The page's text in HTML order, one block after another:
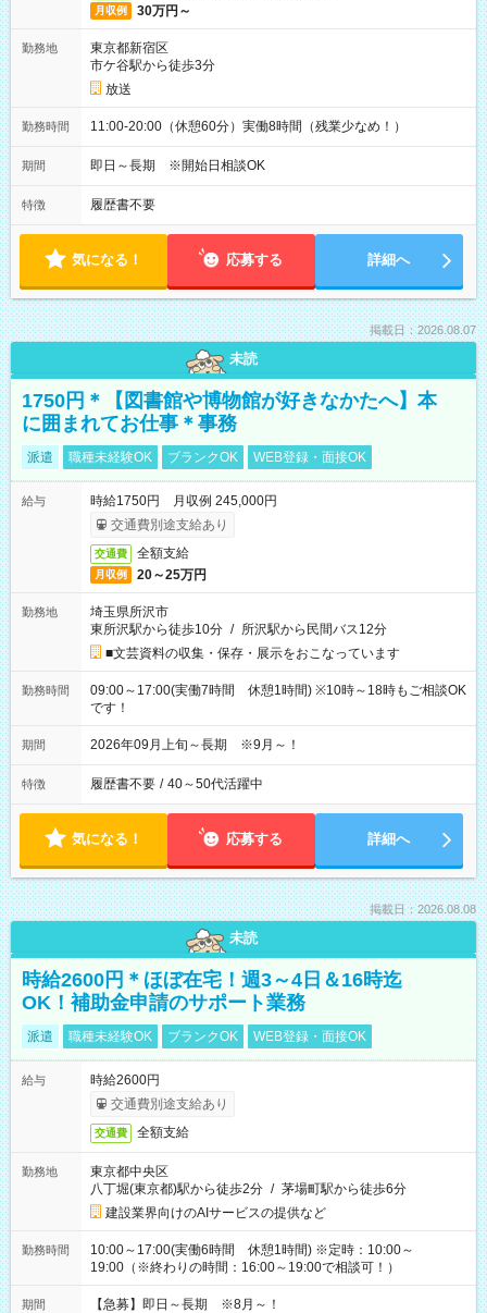
月収例 30万円～
勤務地
東京都新宿区
市ケ谷駅から徒歩3分
放送
勤務時間 11:00-20:00（休憩60分）実働8時間（残業少なめ！）
期間 即日～長期 ※開始日相談OK
特徴 履歴書不要
気になる！ 応募する 詳細へ
掲載日：2026.08.07
未読
1750円＊【図書館や博物館が好きなかたへ】本
に囲まれてお仕事＊事務
派遣 職種未経験OK ブランクOK WEB登録・面接OK
給与
時給1750円 月収例 245,000円
交通費別途支給あり
交通費 全額支給
月収例 20～25万円
勤務地
埼玉県所沢市
東所沢駅から徒歩10分 / 所沢駅から民間バス12分
■文芸資料の収集・保存・展示をおこなっています
勤務時間
09:00～17:00(実働7時間 休憩1時間) ※10時～18時もご相談OK
です！
期間 2026年09月上旬～長期 ※9月～！
特徴 履歴書不要 / 40～50代活躍中
気になる！ 応募する 詳細へ
掲載日：2026.08.08
未読
時給2600円＊ほぼ在宅！週3～4日＆16時迄
OK！補助金申請のサポート業務
派遣 職種未経験OK ブランクOK WEB登録・面接OK
給与
時給2600円
交通費別途支給あり
交通費 全額支給
勤務地
東京都中央区
八丁堀(東京都)駅から徒歩2分 / 茅場町駅から徒歩6分
建設業界向けのAIサービスの提供など
勤務時間
10:00～17:00(実働6時間 休憩1時間) ※定時：10:00～
19:00（※終わりの時間：16:00～19:00で相談可！）
期間 【急募】即日～長期 ※8月～！